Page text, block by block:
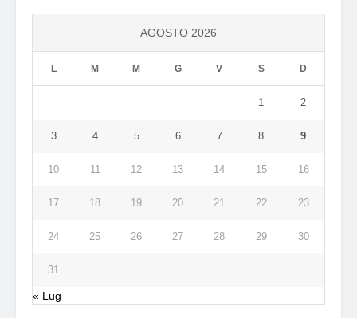
AGOSTO 2026
L M M G V S D
1 2
3 4 5 6 7 8 9
10 11 12 13 14 15 16
17 18 19 20 21 22 23
24 25 26 27 28 29 30
31
« Lug